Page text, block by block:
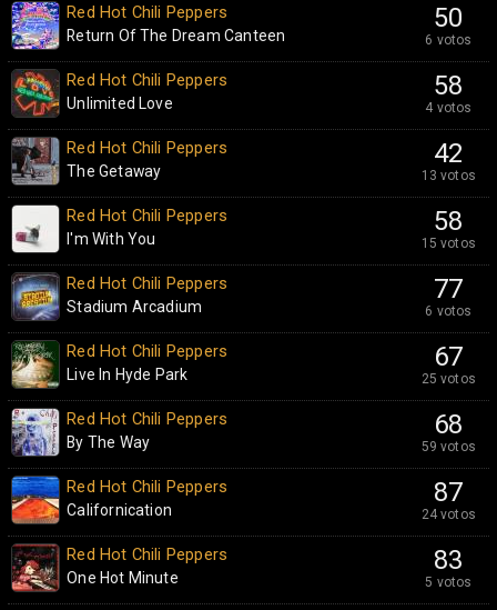
50
6 votos
Red Hot Chili Peppers
Return Of The Dream Canteen
58
4 votos
Red Hot Chili Peppers
Unlimited Love
42
13 votos
Red Hot Chili Peppers
The Getaway
58
15 votos
Red Hot Chili Peppers
I'm With You
77
6 votos
Red Hot Chili Peppers
Stadium Arcadium
67
25 votos
Red Hot Chili Peppers
Live In Hyde Park
68
59 votos
Red Hot Chili Peppers
By The Way
87
24 votos
Red Hot Chili Peppers
Californication
83
5 votos
Red Hot Chili Peppers
One Hot Minute